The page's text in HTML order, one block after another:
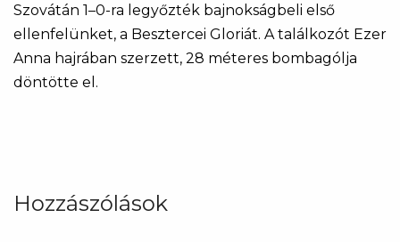
Szovátán 1–0-ra legyőzték bajnokságbeli első
ellenfelünket, a Besztercei Gloriát. A találkozót Ezer
Anna hajrában szerzett, 28 méteres bombagólja
döntötte el.
Hozzászólások